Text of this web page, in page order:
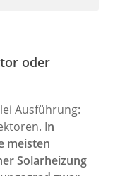
oder
Ausführung:
In
meisten
Solarheizung